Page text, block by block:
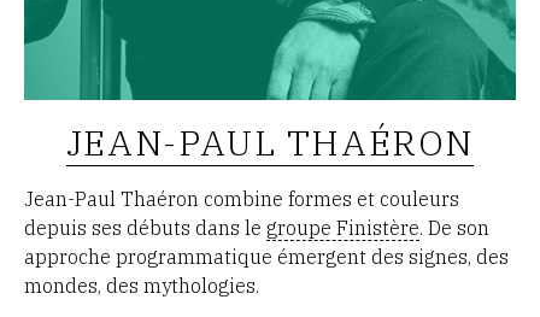
JEAN-PAUL THAÉRON
Jean-Paul Thaéron combine formes et couleurs
depuis ses débuts dans le groupe Finistère. De son
approche programmatique émergent des signes, des
mondes, des mythologies.